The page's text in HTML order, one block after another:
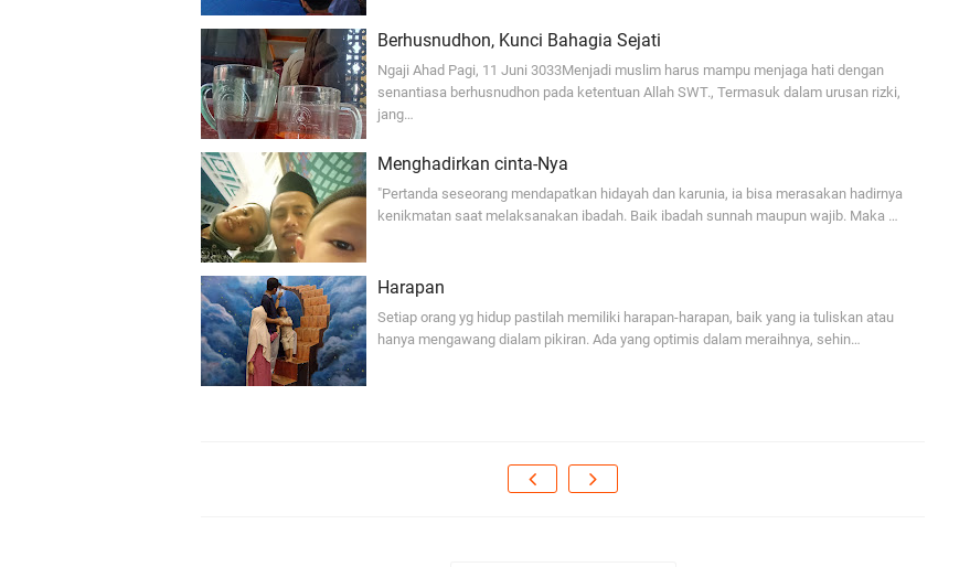
Berhusnudhon, Kunci Bahagia Sejati
Ngaji Ahad Pagi, 11 Juni 3033Menjadi muslim harus mampu menjaga hati dengan
senantiasa berhusnudhon pada ketentuan Allah SWT., Termasuk dalam urusan rizki,
jang…
Menghadirkan cinta-Nya
"Pertanda seseorang mendapatkan hidayah dan karunia, ia bisa merasakan hadirnya
kenikmatan saat melaksanakan ibadah. Baik ibadah sunnah maupun wajib. Maka …
Harapan
Setiap orang yg hidup pastilah memiliki harapan-harapan, baik yang ia tuliskan atau
hanya mengawang dialam pikiran. Ada yang optimis dalam meraihnya, sehin…